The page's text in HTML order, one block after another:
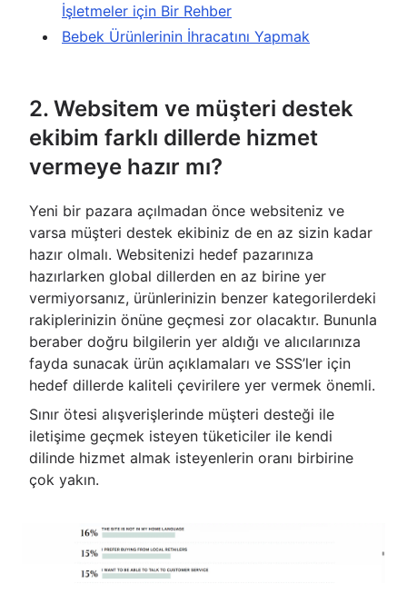
İşletmeler için Bir Rehber
Bebek Ürünlerinin İhracatını Yapmak
2. Websitem ve müşteri destek
ekibim farklı dillerde hizmet
vermeye hazır mı?
Yeni bir pazara açılmadan önce websiteniz ve
varsa müşteri destek ekibiniz de en az sizin kadar
hazır olmalı. Websitenizi hedef pazarınıza
hazırlarken global dillerden en az birine yer
vermiyorsanız, ürünlerinizin benzer kategorilerdeki
rakiplerinizin önüne geçmesi zor olacaktır. Bununla
beraber doğru bilgilerin yer aldığı ve alıcılarınıza
fayda sunacak ürün açıklamaları ve SSS’ler için
hedef dillerde kaliteli çevirilere yer vermek önemli.
Sınır ötesi alışverişlerinde müşteri desteği ile
iletişime geçmek isteyen tüketiciler ile kendi
dilinde hizmet almak isteyenlerin oranı birbirine
çok yakın.